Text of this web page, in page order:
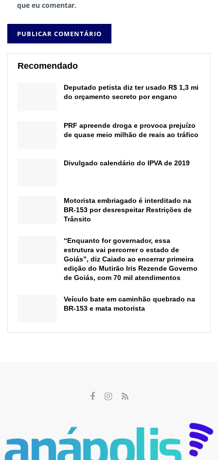
que eu comentar.
Recomendado
Deputado petista diz ter usado R$ 1,3 mi
do orçamento secreto por engano
PRF apreende droga e provoca prejuízo
de quase meio milhão de reais ao tráfico
Divulgado calendário do IPVA de 2019
Motorista embriagado é interditado na
BR-153 por desrespeitar Restrições de
Trânsito
“Enquanto for governador, essa
estrutura vai percorrer o estado de
Goiás”, diz Caiado ao encerrar primeira
edição do Mutirão Iris Rezende Governo
de Goiás, com 70 mil atendimentos
Veículo bate em caminhão quebrado na
BR-153 e mata motorista